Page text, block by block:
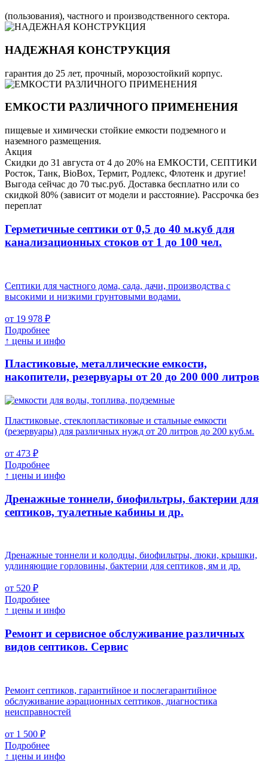
(пользования), частного и производственного сектора.
НАДЕЖНАЯ КОНСТРУКЦИЯ
гарантия до 25 лет, прочный, морозостойкий корпус.
ЕМКОСТИ РАЗЛИЧНОГО ПРИМЕНЕНИЯ
пищевые и химически стойкие емкости подземного и
наземного размещения.
Акция
Скидки до 31 августа от 4 до 20% на ЕМКОСТИ, СЕПТИКИ
Росток, Танк, BioBox, Термит, Родлекс, Флотенк и другие!
Выгода сейчас до 70 тыс.руб. Доставка бесплатно или со
скидкой 80% (зависит от модели и расстояние). Рассрочка без
переплат
Герметичные септики от 0,5 до 40 м.куб для
канализационных стоков от 1 до 100 чел.
Септики для частного дома, сада, дачи, производства с
высокими и низкими грунтовыми водами.
от 19 978 ₽
Подробнее
↑ цены и инфо
Пластиковые, металлические емкости,
накопители, резервуары от 20 до 200 000 литров
Пластиковые, стеклопластиковые и стальные емкости
(резервуары) для различных нужд от 20 литров до 200 куб.м.
от 473 ₽
Подробнее
↑ цены и инфо
Дренажные тоннели, биофильтры, бактерии для
септиков, туалетные кабины и др.
Дренажные тоннели и колодцы, биофильтры, люки, крышки,
удлиняющие горловины, бактерии для септиков, ям и др.
от 520 ₽
Подробнее
↑ цены и инфо
Ремонт и сервисное обслуживание различных
видов септиков. Сервис
Ремонт септиков, гарантийное и послегарантийное
обслуживание аэрационных септиков, диагностика
неисправностей
от 1 500 ₽
Подробнее
↑ цены и инфо